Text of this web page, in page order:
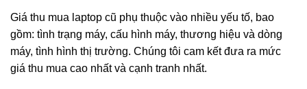
Giá thu mua laptop cũ phụ thuộc vào nhiều yếu tố, bao
gồm: tình trạng máy, cấu hình máy, thương hiệu và dòng
máy, tình hình thị trường. Chúng tôi cam kết đưa ra mức
giá thu mua cao nhất và cạnh tranh nhất.